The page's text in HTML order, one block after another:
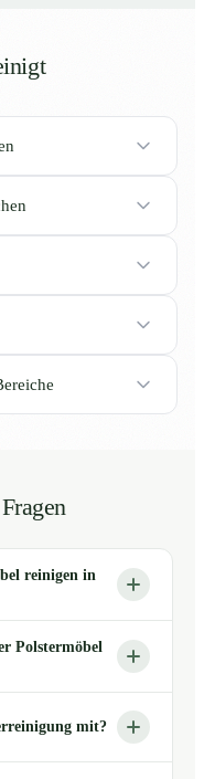
reinigen in
Polstermöbel
mit?